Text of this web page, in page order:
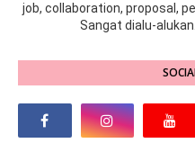
job, collaboration, proposal,
Sangat dialu-